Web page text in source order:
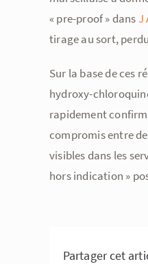
« pre-proof » dansJ
tirage au sort,
Sur la base de ces
hydroxy-
rapidement
compromis entre
visibles dans les
hors indication »
Partager cet